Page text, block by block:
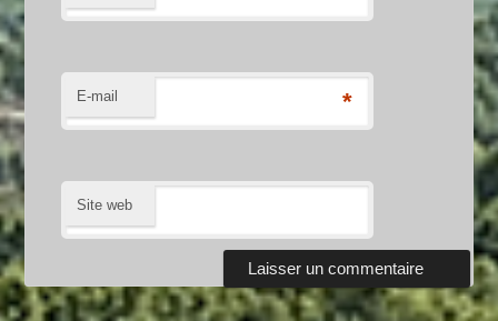
E-mail *
Site web